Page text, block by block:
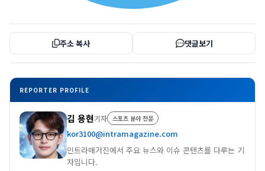
주소 복사 댓글보기
REPORTER PROFILE
김 용현기자 스포츠 분야 전문
kor3100@intramagazine.com
인트라매거진에서 주요 뉴스와 이슈 콘텐츠를 다루는 기
자입니다.